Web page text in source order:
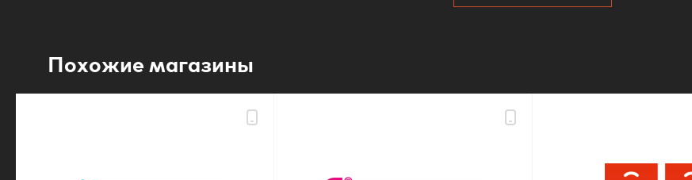
Похожие магазины